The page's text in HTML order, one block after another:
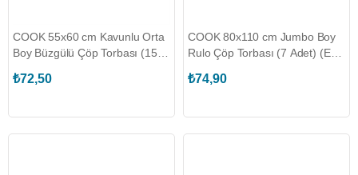
COOK 55x60 cm Kavunlu Orta
Boy Büzgülü Çöp Torbası (15
₺72,50
COOK 80x110 cm Jumbo Boy
Rulo Çöp Torbası (7 Adet) (EG-
₺74,90